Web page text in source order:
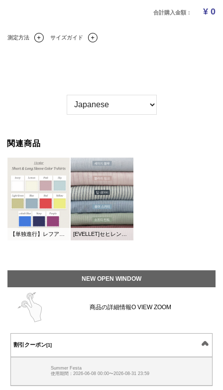
合計購入金額： ¥ 0
測定方法 サイズガイド
関連商品
【単独進行】レフアン半そで＆長袖カラーティーシャツ [EVELLET]セヒレンスタイルルーズフィットシャツ
NEW OPEN WINDOW
商品の詳細情報O VIEW ZOOM
割引クーポン[1]
Summer Festa
使用期間：2026-06-08 00:00〜2026-08-31 23:59